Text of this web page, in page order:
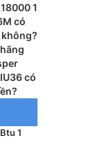
1
có
có
1